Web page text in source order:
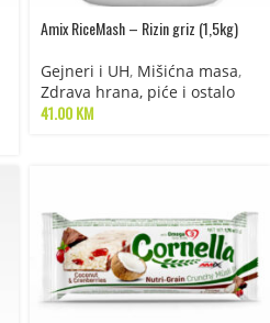
Amix RiceMash – Rizin griz (1,5kg)
Gejneri i UH, Mišićna masa,
Zdrava hrana, piće i ostalo
41.00KM